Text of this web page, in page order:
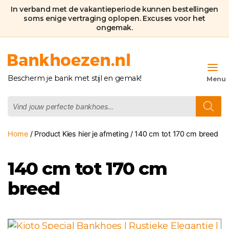
In verband met de vakantieperiode kunnen bestellingen
soms enige vertraging oplopen. Excuses voor het
ongemak.
Bankhoezen.nl
Bescherm je bank met stijl en gemak!
zoeken
Home/ Product Kies hier je afmeting / 140 cm tot 170 cm breed
140 cm tot 170 cm
breed
Dit